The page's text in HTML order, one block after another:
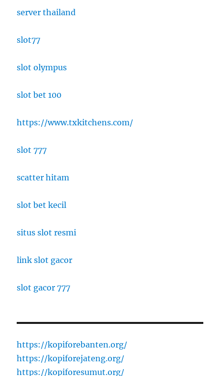
server thailand
slot77
slot olympus
slot bet 100
https://www.txkitchens.com/
slot 777
scatter hitam
slot bet kecil
situs slot resmi
link slot gacor
slot gacor 777
https://kopiforebanten.org/
https://kopiforejateng.org/
https://kopiforesumut.org/